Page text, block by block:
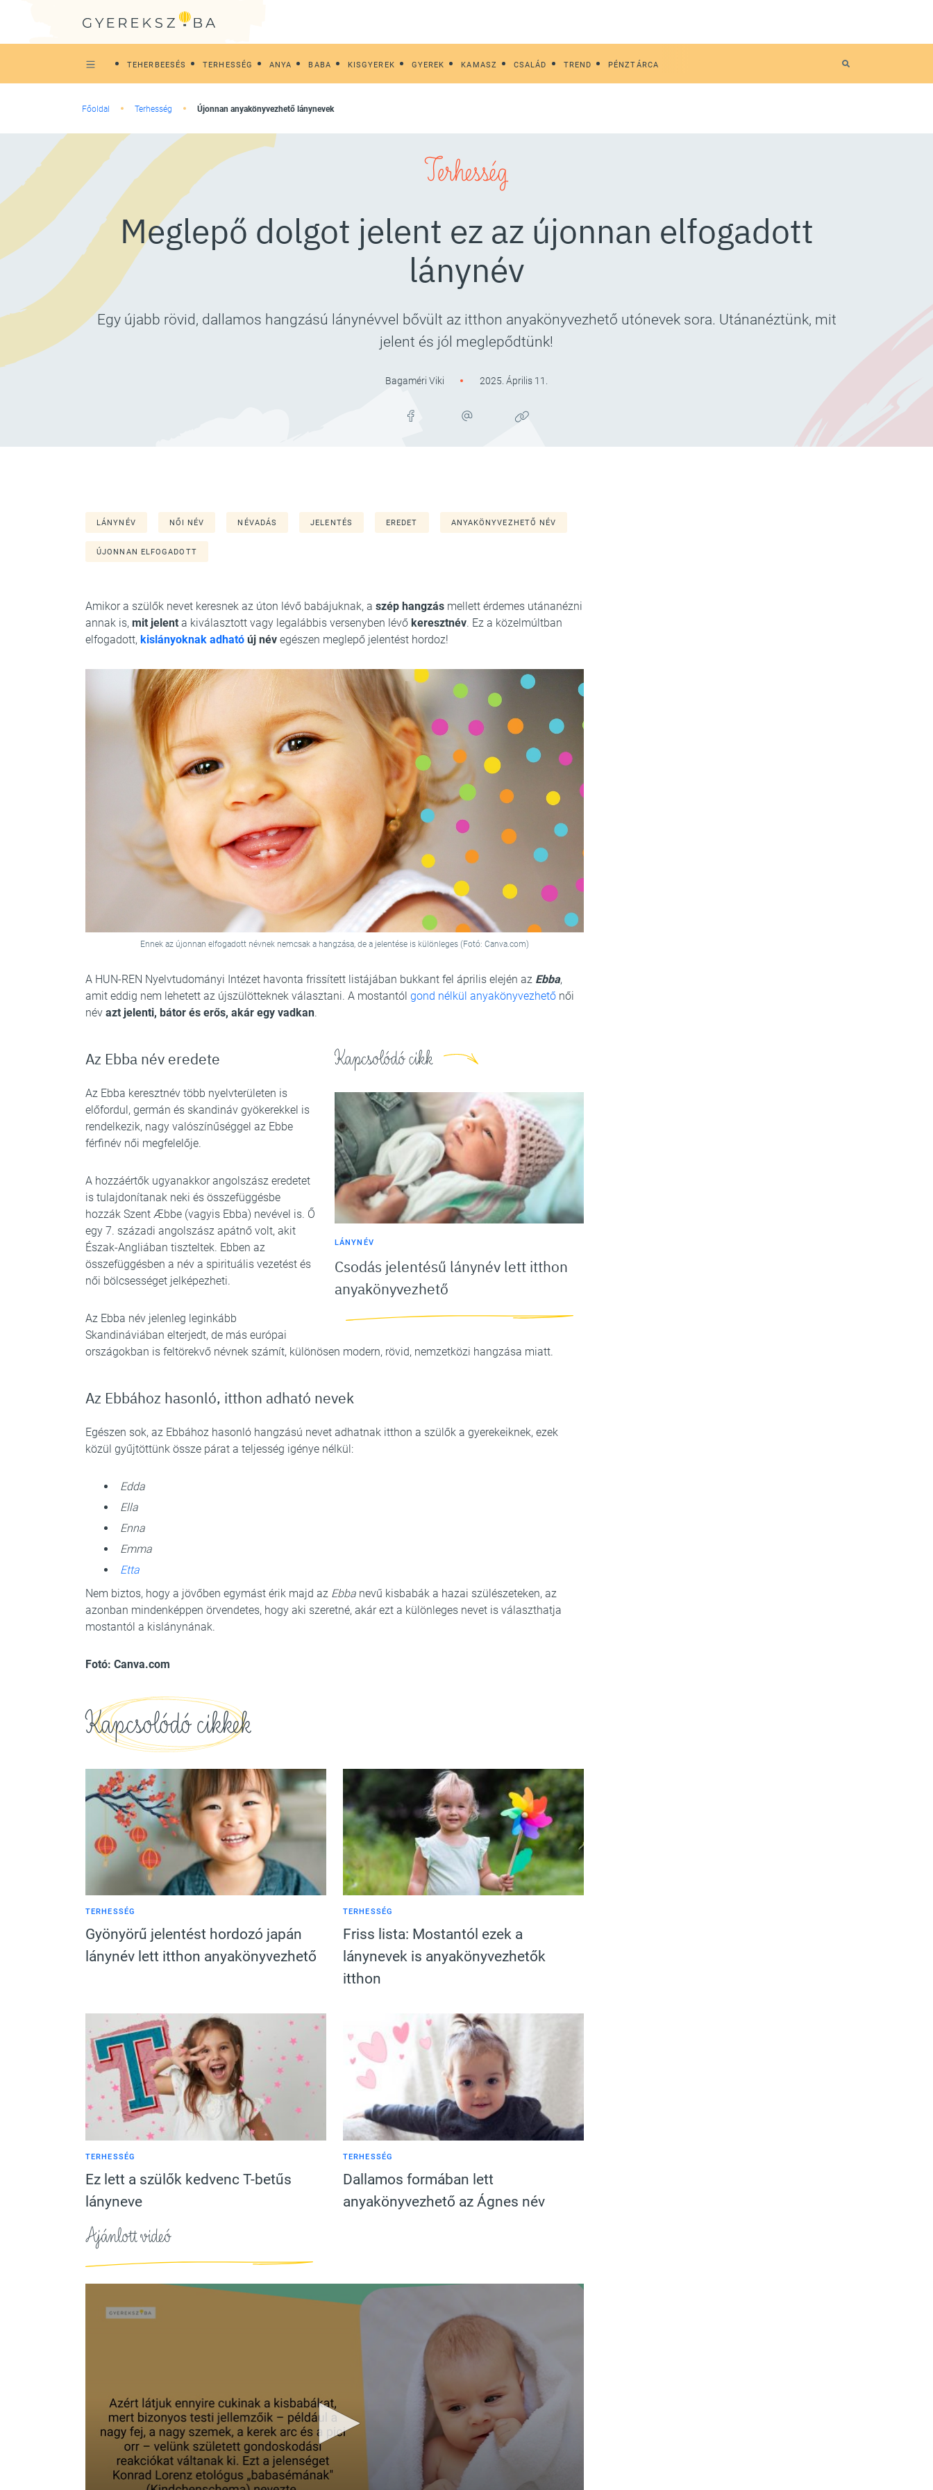
TEHERBEESÉS TERHESSÉG ANYA BABA KISGYEREK GYEREK KAMASZ CSALÁD TREND PÉNZTÁRCA
Főoldal Terhesség Újonnan anyakönyvezhető lánynevek
Terhesség
Meglepő dolgot jelent ez az újonnan elfogadott
lánynév
Egy újabb rövid, dallamos hangzású lánynévvel bővült az itthon anyakönyvezhető utónevek sora. Utánanéztünk, mit
jelent és jól meglepődtünk!
Bagaméri Viki 2025. Április 11.
LÁNYNÉV NŐI NÉV NÉVADÁS JELENTÉS EREDET ANYAKÖNYVEZHETŐ NÉV
ÚJONNAN ELFOGADOTT
Amikor a szülők nevet keresnek az úton lévő babájuknak, a szép hangzás mellett érdemes utánanézni
annak is, mit jelent a kiválasztott vagy legalábbis versenyben lévő keresztnév. Ez a közelmúltban
elfogadott, kislányoknak adható új név egészen meglepő jelentést hordoz!
Ennek az újonnan elfogadott névnek nemcsak a hangzása, de a jelentése is különleges (Fotó: Canva.com)
A HUN-REN Nyelvtudományi Intézet havonta frissített listájában bukkant fel április elején az Ebba,
amit eddig nem lehetett az újszülötteknek választani. A mostantól gond nélkül anyakönyvezhető női
név azt jelenti, bátor és erős, akár egy vadkan.
Kapcsolódó cikk
LÁNYNÉV
Csodás jelentésű lánynév lett itthon
anyakönyvezhető
Az Ebba név eredete
Az Ebba keresztnév több nyelvterületen is
előfordul, germán és skandináv gyökerekkel is
rendelkezik, nagy valószínűséggel az Ebbe
férfinév női megfelelője.
A hozzáértők ugyanakkor angolszász eredetet
is tulajdonítanak neki és összefüggésbe
hozzák Szent Æbbe (vagyis Ebba) nevével is. Ő
egy 7. századi angolszász apátnő volt, akit
Észak-Angliában tiszteltek. Ebben az
összefüggésben a név a spirituális vezetést és
női bölcsességet jelképezheti.
Az Ebba név jelenleg leginkább
Skandináviában elterjedt, de más európai
országokban is feltörekvő névnek számít, különösen modern, rövid, nemzetközi hangzása miatt.
Az Ebbához hasonló, itthon adható nevek
Egészen sok, az Ebbához hasonló hangzású nevet adhatnak itthon a szülők a gyerekeiknek, ezek
közül gyűjtöttünk össze párat a teljesség igénye nélkül:
Edda
Ella
Enna
Emma
Etta
Nem biztos, hogy a jövőben egymást érik majd az Ebba nevű kisbabák a hazai szülészeteken, az
azonban mindenképpen örvendetes, hogy aki szeretné, akár ezt a különleges nevet is választhatja
mostantól a kislánynának.
Fotó: Canva.com
Kapcsolódó cikkek
TERHESSÉG
Gyönyörű jelentést hordozó japán
lánynév lett itthon anyakönyvezhető
TERHESSÉG
Friss lista: Mostantól ezek a
lánynevek is anyakönyvezhetők
itthon
TERHESSÉG
Ez lett a szülők kedvenc T-betűs
lányneve
TERHESSÉG
Dallamos formában lett
anyakönyvezhető az Ágnes név
Ajánlott videó